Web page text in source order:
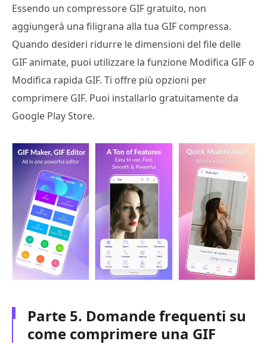
Essendo un compressore GIF gratuito, non
aggiungerà una filigrana alla tua GIF compressa.
Quando desideri ridurre le dimensioni del file delle
GIF animate, puoi utilizzare la funzione Modifica GIF o
Modifica rapida GIF. Ti offre più opzioni per
comprimere GIF. Puoi installarlo gratuitamente da
Google Play Store.
Parte 5. Domande frequenti su
come comprimere una GIF